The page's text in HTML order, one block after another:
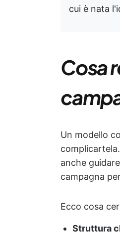
cui è nata
Cosa
Un modello
anche
campagna
Ecco cosa
Struttura